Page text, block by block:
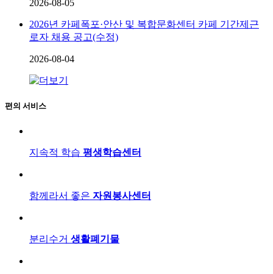
2026-08-05
2026년 카페폭포·안산 및 복합문화센터 카페 기간제근
로자 채용 공고(수정)
2026-08-04
편의 서비스
지속적 학습 평생학습센터
함께라서 좋은 자원봉사센터
분리수거 생활폐기물